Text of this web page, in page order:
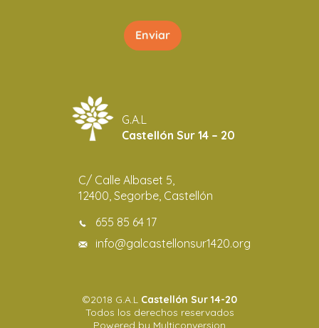
G.A.L
Castellón Sur 14 – 20
C/ Calle Albaset 5,
12400, Segorbe, Castellón
655 85 64 17
info@galcastellonsur1420.org
©2018 G.A.L Castellón Sur 14-20
Todos los derechos reservados
Powered by Multiconversion